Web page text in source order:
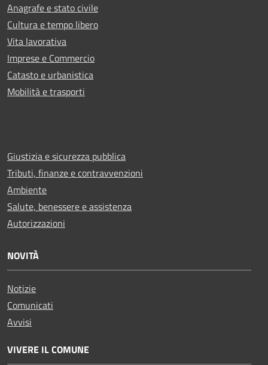
Anagrafe e stato civile
Cultura e tempo libero
Vita lavorativa
Imprese e Commercio
Catasto e urbanistica
Mobilità e trasporti
Giustizia e sicurezza pubblica
Tributi, finanze e contravvenzioni
Ambiente
Salute, benessere e assistenza
Autorizzazioni
NOVITÀ
Notizie
Comunicati
Avvisi
VIVERE IL COMUNE